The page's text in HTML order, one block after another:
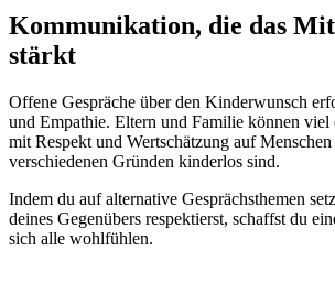
Kommunikation, die das
stärkt
Offene Gespräche über den Kinderwunsch
und Empathie. Eltern und Familie können viel
mit Respekt und Wertschätzung auf
verschiedenen Gründen kinderlos sind.
Indem du auf alternative Gesprächsthemen
deines Gegenübers respektierst, schaffst du
sich alle wohlfühlen.